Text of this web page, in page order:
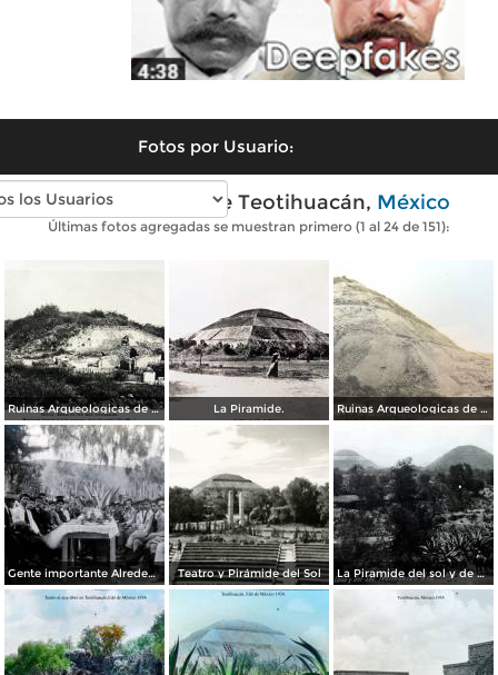
Fotos por Usuario:
Fotos antiguas de Teotihuacán, México
Últimas fotos agregadas se muestran primero (1 al 24 de 151):
Ruinas Arqueologicas de Teotihuacan por el Fotógrafo Felix Miret. ( Circulada el 27 de Diciembre de 1911 ). La Piramide. Ruinas Arqueologicas de Teotihuacan por el Fotógrafo Charles B, Waite.
Gente importante Alrededores de Teotihuacán, México. Teatro y Pirámide del Sol La Piramide del sol y de La Luna.